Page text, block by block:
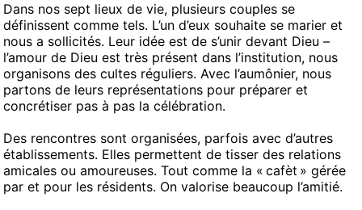
Dans nos sept lieux de vie, plusieurs couples se
définissent comme tels. L’un d’eux souhaite se marier et
nous a sollicités. Leur idée est de s’unir devant Dieu –
l’amour de Dieu est très présent dans l’institution, nous
organisons des cultes réguliers. Avec l’aumônier, nous
partons de leurs représentations pour préparer et
concrétiser pas à pas la célébration.
Des rencontres sont organisées, parfois avec d’autres
établissements. Elles permettent de tisser des relations
amicales ou amoureuses. Tout comme la « cafèt » gérée
par et pour les résidents. On valorise beaucoup l’amitié.